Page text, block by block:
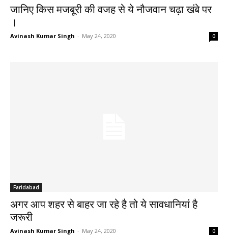
जानिए किस मजबूरी की वजह से ये नौजवान चढ़ा खंबे पर
।
Avinash Kumar Singh - May 24, 2020 0
Faridabad
अगर आप शहर से बाहर जा रहे है तो ये सावधानियां है
जरूरी
Avinash Kumar Singh - May 24, 2020 0